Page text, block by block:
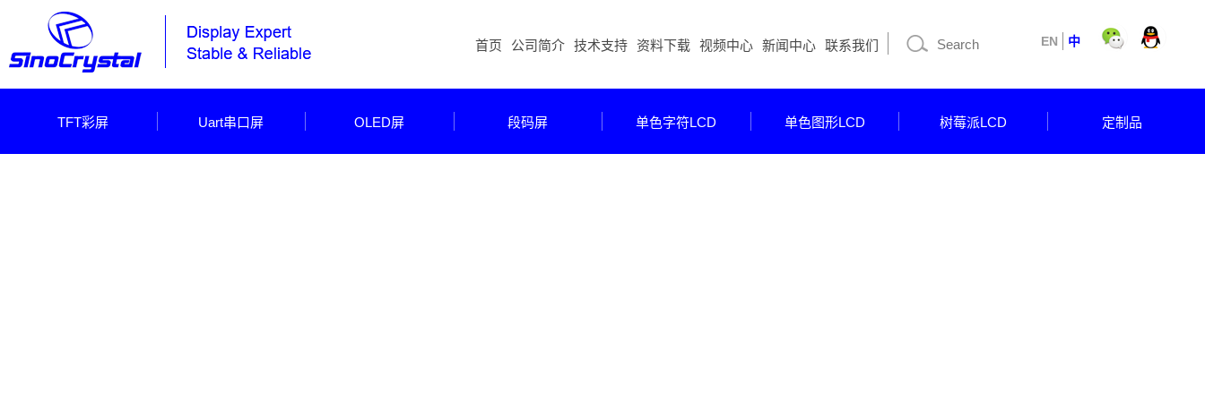
EN 中
首页 公司简介 技术支持 资料下载 视频中心 新闻中心 联系我们
TFT彩屏 Uart串口屏 OLED屏 段码屏 单色字符LCD 单色图形LCD 树莓派LCD 定制品